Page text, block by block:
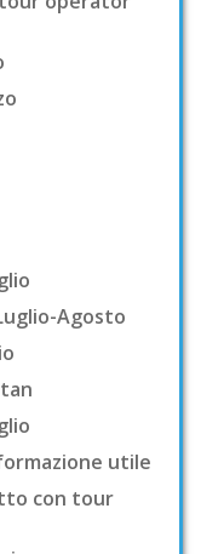
Agosto
utile
con tour